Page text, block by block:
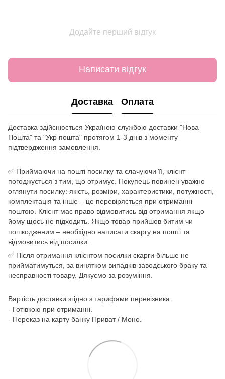
Додайте перший відгук
Написати відгук
Доставка Оплата
Доставка здійснюється Україною службою доставки "Нова
Пошта" та "Укр пошта" протягом 1-3 днів з моменту
підтвердження замовлення.
✅ Приймаючи на пошті посилку та слачуючи її, клієнт
погоджується з тим, що отримує. Покупець повинен уважно
оглянути посилку: якість, розміри, характеристики, потужності,
комплектація та інше – це перевіряється при отриманні
поштою. Клієнт має право відмовитись від отримання якщо
йому щось не підходить. Якщо товар прийшов битим чи
пошкодженим – необхідно написати скаргу на пошті та
відмовитись від посилки.
✅ Після отримання клієнтом посилки скарги більше не
прийматимуться, за винятком випадків заводського браку та
несправності товару. Дякуємо за розуміння.
Вартість доставки згідно з тарифами перевізника.
- Готівкою при отриманні.
- Переказ на карту банку Приват / Моно.